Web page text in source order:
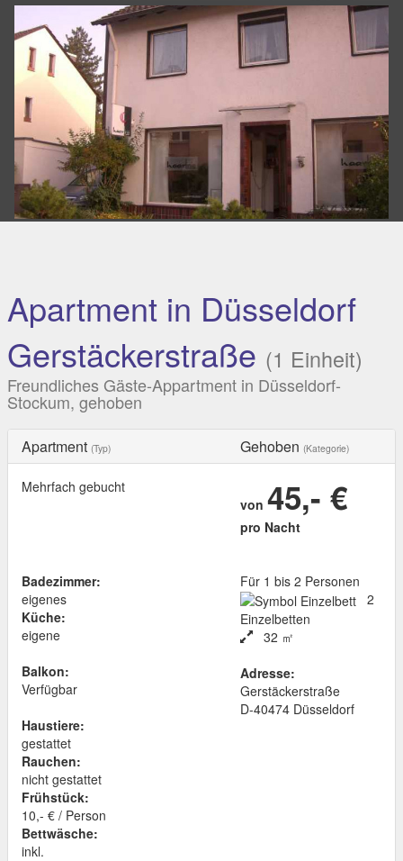
Apartment in Düsseldorf
Gerstäckerstraße (1 Einheit)
Freundliches Gäste-Appartment in Düsseldorf-
Stockum, gehoben
Apartment (Typ) Gehoben (Kategorie)
Mehrfach gebucht
von 45,- €
pro Nacht
Badezimmer:
eigenes
Küche:
eigene
Balkon:
Verfügbar
Haustiere:
gestattet
Rauchen:
nicht gestattet
Frühstück:
10,- € / Person
Bettwäsche:
inkl.
Für 1 bis 2 Personen
2
Einzelbetten
32 ㎡
Adresse:
Gerstäckerstraße
D-40474Düsseldorf